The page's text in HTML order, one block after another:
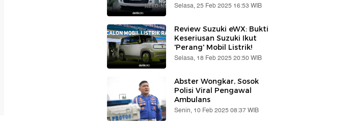
Selasa, 25 Feb 2025 16:53 WIB
Review Suzuki eWX: Bukti
Keseriusan Suzuki Ikut
'Perang' Mobil Listrik!
Selasa, 18 Feb 2025 20:50 WIB
Abster Wongkar, Sosok
Polisi Viral Pengawal
Ambulans
Senin, 10 Feb 2025 08:37 WIB